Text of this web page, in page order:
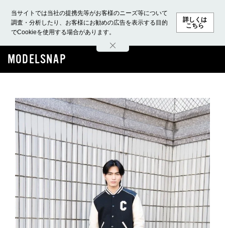
当サイトでは当社の提携先等がお客様のニーズ等について
調査・分析したり、お客様にお勧めの広告を表示する目的
でCookieを使用する場合があります。
詳しくは
こちら
ホーム モデル募集 ランキング ファッション ビューテ
MODELSNAP